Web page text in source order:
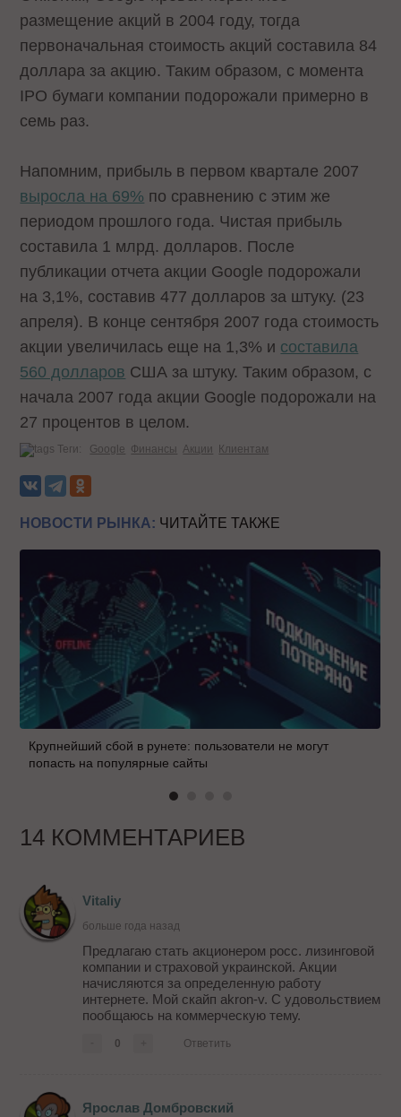
размещение акций в 2004 году, тогда
первоначальная стоимость акций составила 84
доллара за акцию. Таким образом, с момента
IPO бумаги компании подорожали примерно в
семь раз.
Напомним, прибыль в первом квартале 2007
выросла на 69% по сравнению с этим же
периодом прошлого года. Чистая прибыль
составила 1 млрд. долларов. После
публикации отчета акции Google подорожали
на 3,1%, составив 477 долларов за штуку. (23
апреля). В конце сентября 2007 года стоимость
акции увеличилась еще на 1,3% и составила
560 долларов США за штуку. Таким образом, с
начала 2007 года акции Google подорожали на
27 процентов в целом.
Теги: Google Финансы Акции Клиентам
НОВОСТИ РЫНКА: ЧИТАЙТЕ ТАКЖЕ
Крупнейший сбой в рунете: пользователи не могут
попасть на популярные сайты
14 КОММЕНТАРИЕВ
Vitaliy
больше года назад
Предлагаю стать акционером росс. лизинговой
компании и страховой украинской. Акции
начисляются за определенную работу
интернете. Мой скайп akron-v. C удовольствием
пообщаюсь на коммерческую тему.
0 Ответить
Ярослав Домбровский